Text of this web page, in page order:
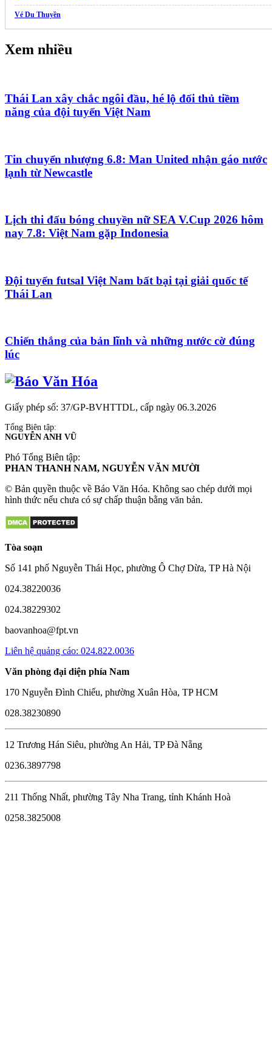
Vé Du Thuyền
Xem nhiều
Thái Lan xây chắc ngôi đầu, hé lộ đối thủ tiềm
năng của đội tuyển Việt Nam
Tin chuyển nhượng 6.8: Man United nhận gáo nước
lạnh từ Newcastle
Lịch thi đấu bóng chuyền nữ SEA V.Cup 2026 hôm
nay 7.8: Việt Nam gặp Indonesia
Đội tuyển futsal Việt Nam bất bại tại giải quốc tế
Thái Lan
Chiến thắng của bản lĩnh và những nước cờ đúng
lúc
Giấy phép số: 37/GP-BVHTTDL, cấp ngày 06.3.2026
Tổng Biên tập:
NGUYỄN ANH VŨ
Phó Tổng Biên tập:
PHAN THANH NAM, NGUYỄN VĂN MƯỜI
© Bản quyền thuộc về Báo Văn Hóa. Không sao chép dưới mọi
hình thức nếu chưa có sự chấp thuận bằng văn bản.
Tòa soạn
Số 141 phố Nguyễn Thái Học, phường Ô Chợ Dừa, TP Hà Nội
024.38220036
024.38229302
baovanhoa@fpt.vn
Liên hệ quảng cáo: 024.822.0036
Văn phòng đại diện phía Nam
170 Nguyễn Đình Chiểu, phường Xuân Hòa, TP HCM
028.38230890
12 Trương Hán Siêu, phường An Hải, TP Đà Nẵng
0236.3897798
211 Thống Nhất, phường Tây Nha Trang, tỉnh Khánh Hoà
0258.3825008